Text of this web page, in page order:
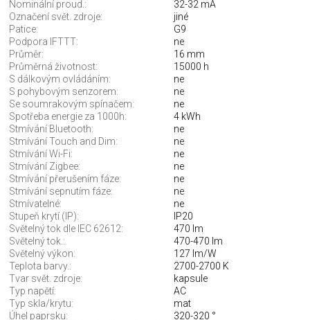
Nominální proud.:
32-32 mA
Označení svět. zdroje:
jiné
Patice:
G9
Podpora IFTTT:
ne
Průměr:
16 mm
Průměrná životnost:
15000 h
S dálkovým ovládáním:
ne
S pohybovým senzorem:
ne
Se soumrakovým spínačem:
ne
Spotřeba energie za 1000h:
4 kWh
Stmívání Bluetooth:
ne
Stmívání Touch and Dim:
ne
Stmívání Wi-Fi:
ne
Stmívání Zigbee:
ne
Stmívání přerušením fáze:
ne
Stmívání sepnutím fáze:
ne
Stmívatelné:
ne
Stupeň krytí (IP):
IP20
Světelný tok dle IEC 62612:
470 lm
Světelný tok.:
470-470 lm
Světelný výkon:
127 lm/W
Teplota barvy.:
2700-2700 K
Tvar svět. zdroje:
kapsule
Typ napětí:
AC
Typ skla/krytu:
mat
Úhel paprsku:
320-320 °